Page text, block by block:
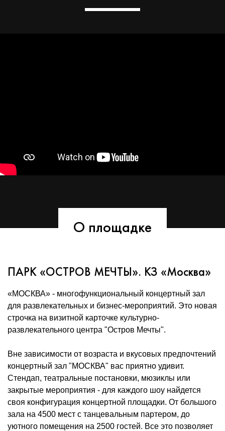
О площадке
ПАРК «ОСТРОВ МЕЧТЫ». КЗ «Москва»
«МОСКВА» - многофункциональный концертный зал
для развлекательных и бизнес-мероприятий. Это новая
строчка на визитной карточке культурно-
развлекательного центра "Остров Мечты".
Вне зависимости от возраста и вкусовых предпочтений
концертный зал "МОСКВА" вас приятно удивит.
Стендап, театральные постановки, мюзиклы или
закрытые мероприятия - для каждого шоу найдется
своя конфигурация концертной площадки. От большого
зала на 4500 мест с танцевальным партером, до
уютного помещения на 2500 гостей. Все это позволяет